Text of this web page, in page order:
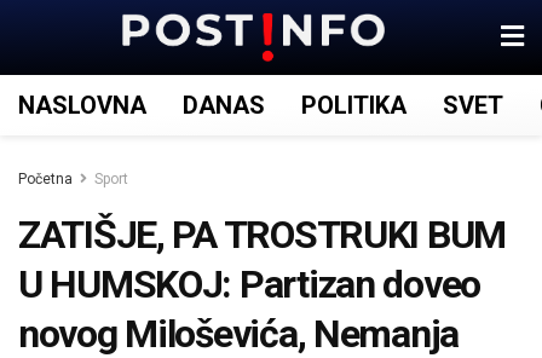
NASLOVNA DANAS POLITIKA SVET
Početna Sport
ZATIŠJE, PA TROSTRUKI BUM
U HUMSKOJ: Partizan doveo
novog Miloševića, Nemanja